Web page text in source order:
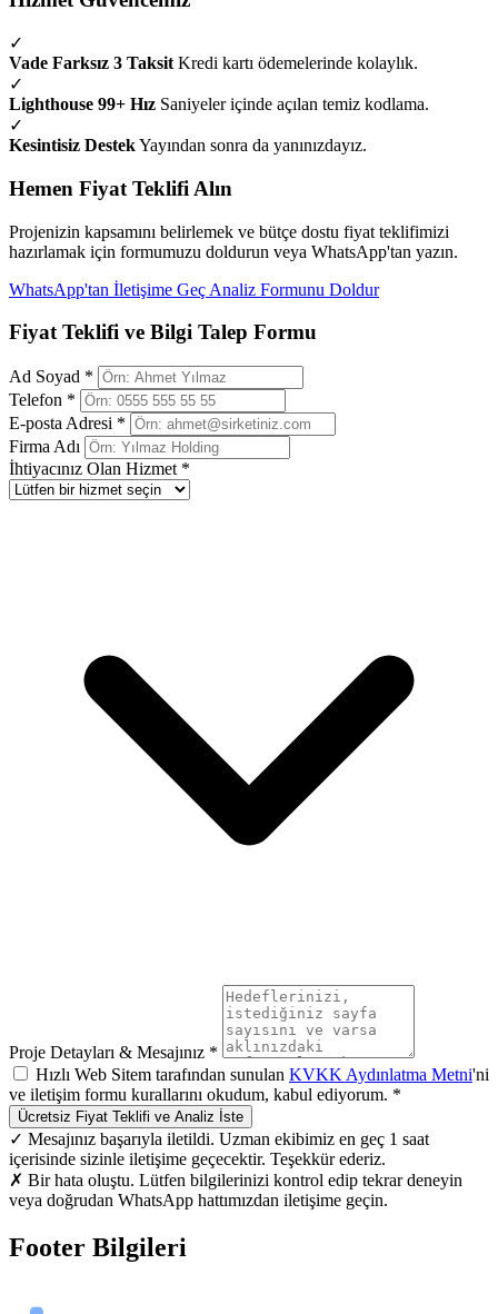
✓
Vade Farksız 3 Taksit Kredi kartı ödemelerinde kolaylık.
✓
Lighthouse 99+ Hız Saniyeler içinde açılan temiz kodlama.
✓
Kesintisiz DestekYayından sonra da yanınızdayız.
Hemen Fiyat Teklifi Alın
Projenizin kapsamını belirlemek ve bütçe dostu fiyat teklifimizi
hazırlamak için formumuzu doldurun veya WhatsApp'tan yazın.
WhatsApp'tan İletişime Geç Analiz Formunu Doldur
Fiyat Teklifi ve Bilgi Talep Formu
Ad Soyad *
Telefon *
E-posta Adresi *
Firma Adı
İhtiyacınız Olan Hizmet *
Proje Detayları & Mesajınız *
Hızlı Web Sitem tarafından sunulan KVKK Aydınlatma Metni'ni
ve iletişim formu kurallarını okudum, kabul ediyorum. *
Ücretsiz Fiyat Teklifi ve Analiz İste
✓ Mesajınız başarıyla iletildi. Uzman ekibimiz en geç 1 saat
içerisinde sizinle iletişime geçecektir. Teşekkür ederiz.
✗ Bir hata oluştu. Lütfen bilgilerinizi kontrol edip tekrar deneyin
veya doğrudan WhatsApp hattımızdan iletişime geçin.
Footer Bilgileri